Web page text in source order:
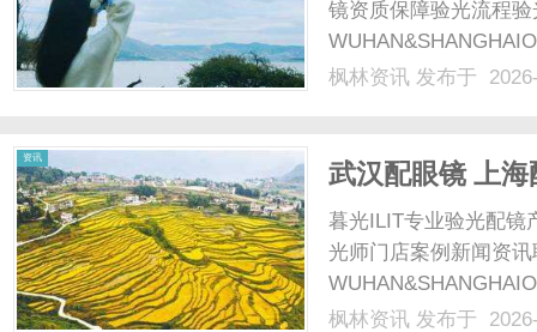
镜资质保障验光流程
配镜的写字楼眼镜店
枫林资讯 发布于
资讯
武汉配眼镜 上海
暮光ILIT专业验光配镜
光师门店案例新闻资
配镜的写字楼眼镜店
枫林资讯 发布于